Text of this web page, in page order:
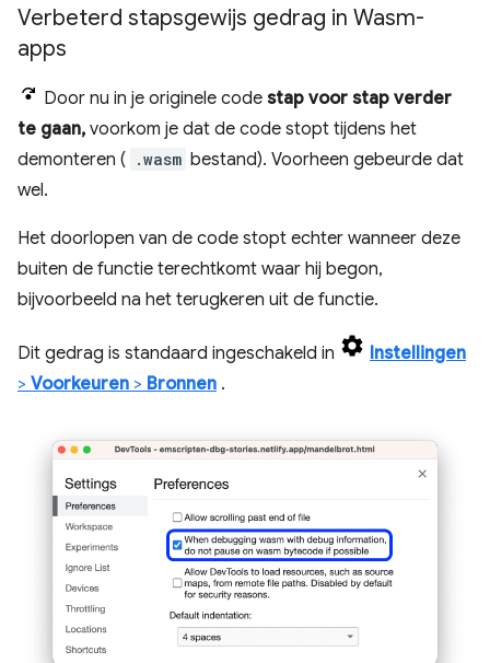
Verbeterd stapsgewijs gedrag in Wasm-
apps
Door nu in je originele code stap voor stap verder
te gaan, voorkom je dat de code stopt tijdens het
demonteren (
.wasm bestand). Voorheen gebeurde dat
wel.
Het doorlopen van de code stopt echter wanneer deze
buiten de functie terechtkomt waar hij begon,
bijvoorbeeld na het terugkeren uit de functie.
Dit gedrag is standaard ingeschakeld in
Instellingen
> Voorkeuren > Bronnen .